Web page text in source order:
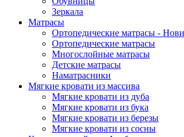
Зеркала
Матрасы
Ортопедические матрасы -
Ортопедические матрасы
Многослойные матрасы
Детские матрасы
Наматрасники
Мягкие кровати из массива
Мягкие кровати из дуба
Мягкие кровати из бука
Мягкие кровати из березы
Мягкие кровати из сосны